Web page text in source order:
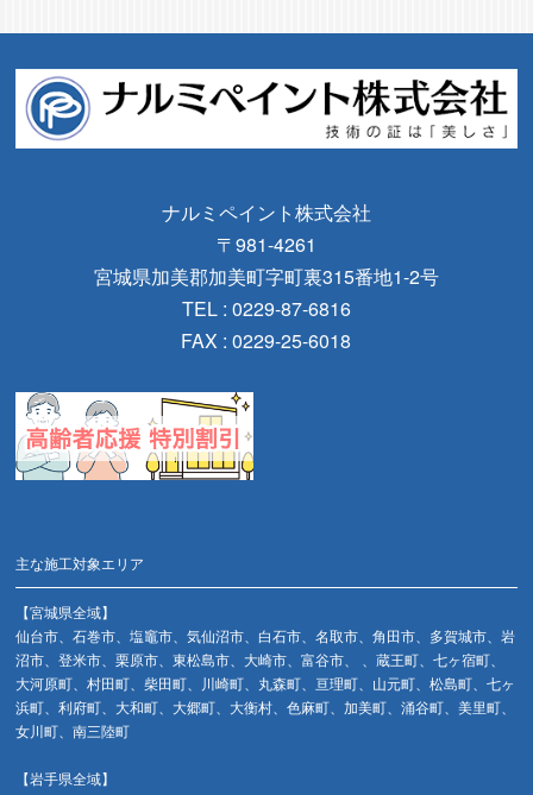
ナルミペイント株式会社
〒981-4261
宮城県加美郡加美町字町裏315番地1-2号
TEL : 0229-87-6816
FAX : 0229-25-6018
主な施工対象エリア
【宮城県全域】
仙台市、石巻市、塩竈市、気仙沼市、白石市、名取市、角田市、多賀城市、岩
沼市、登米市、栗原市、東松島市、大崎市、富谷市、 、蔵王町、七ヶ宿町、
大河原町、村田町、柴田町、川崎町、丸森町、亘理町、山元町、松島町、七ヶ
浜町、利府町、大和町、大郷町、大衡村、色麻町、加美町、涌谷町、美里町、
女川町、南三陸町
【岩手県全域】